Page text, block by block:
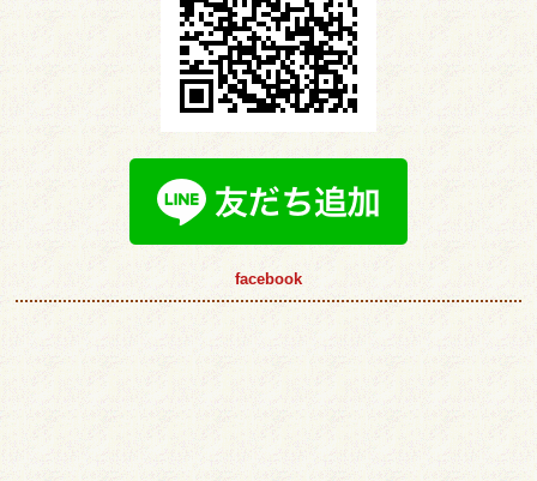
facebook